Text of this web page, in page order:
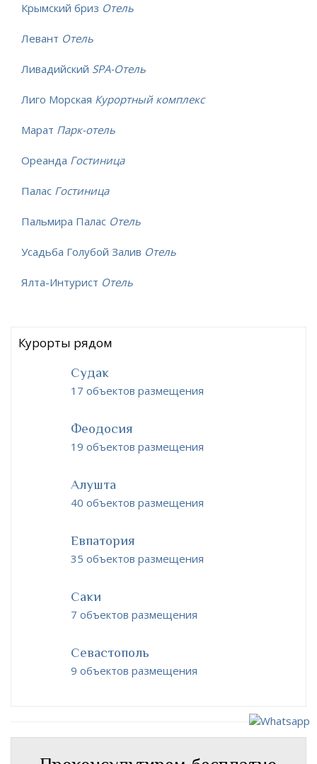
Крымский бриз Отель
Левант Отель
Ливадийский SPA-Отель
Лиго Морская Курортный комплекс
Марат Парк-отель
Ореанда Гостиница
Палас Гостиница
Пальмира Палас Отель
Усадьба Голубой Залив Отель
Ялта-Интурист Отель
Курорты рядом
Судак
17 объектов размещения
Феодосия
19 объектов размещения
Алушта
40 объектов размещения
Евпатория
35 объектов размещения
Саки
7 объектов размещения
Севастополь
9 объектов размещения